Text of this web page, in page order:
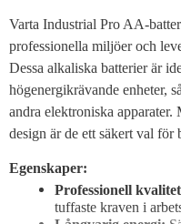
Varta Industrial Pro AA-
professionella miljöer och
Dessa alkaliska batterier är
högenergikrävande enheter,
andra elektroniska apparater.
design är de ett säkert val för
Egenskaper:
Professionell
tuffaste kraven i